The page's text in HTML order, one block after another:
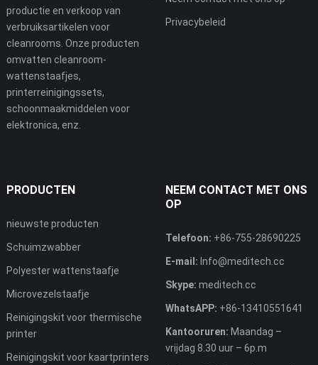
productie en verkoop van
verbruiksartikelen voor
cleanrooms. Onze producten
omvatten cleanroom-
wattenstaafjes,
printerreinigingssets,
schoonmaakmiddelen voor
elektronica, enz.
Privacybeleid
PRODUCTEN
nieuwste producten
Schuimzwabber
Polyester wattenstaafje
Microvezelstaafje
Reinigingskit voor thermische
printer
Reinigingskit voor kaartprinters
NEEM CONTACT MET ONS
OP
Telefoon: +86-755-28690225
E-mail: Info@meditech.cc
Skype: meditech.cc
WhatsAPP: +86-13410551641
Kantooruren: Maandag –
vrijdag 8.30 uur – 6p.m